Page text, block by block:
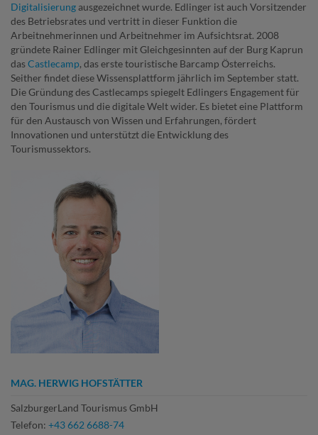
Digitalisierung ausgezeichnet wurde. Edlinger ist auch Vorsitzender
des Betriebsrates und vertritt in dieser Funktion die
Arbeitnehmerinnen und Arbeitnehmer im Aufsichtsrat. 2008
gründete Rainer Edlinger mit Gleichgesinnten auf der Burg Kaprun
dasCastlecamp, das erste touristische Barcamp Österreichs.
Seither findet diese Wissensplattform jährlich im September statt.
Die Gründung des Castlecamps spiegelt Edlingers Engagement für
den Tourismus und die digitale Welt wider. Es bietet eine Plattform
für den Austausch von Wissen und Erfahrungen, fördert
Innovationen und unterstützt die Entwicklung des
Tourismussektors.
MAG. HERWIG HOFSTÄTTER
SalzburgerLand Tourismus GmbH
Telefon: +43 662 6688-74